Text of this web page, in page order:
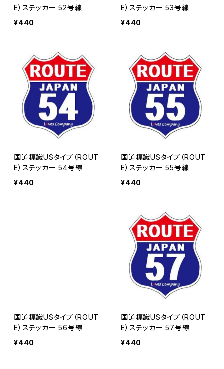
E）ステッカー 52号線
¥440
E）ステッカー 53号線
¥440
国道標識USタイプ（ROUT
E）ステッカー 54号線
¥440
国道標識USタイプ（ROUT
E）ステッカー 55号線
¥440
国道標識USタイプ（ROUT
E）ステッカー 56号線
¥440
国道標識USタイプ（ROUT
E）ステッカー 57号線
¥440